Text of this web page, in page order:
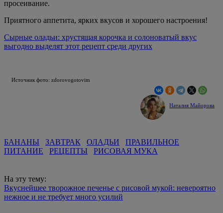
просеивание.
Приятного аппетита, ярких вкусов и хорошего настроения!
Сырные оладьи: хрустящая корочка и солоноватый вкус
выгодно выделят этот рецепт среди других
Источник фото: zdorovogotovim
Наталия Майорова
БАНАНЫ ЗАВТРАК ОЛАДЬИ
ПРАВИЛЬНОЕ
ПИТАНИЕ
РЕЦЕПТЫ РИСОВАЯ МУКА
На эту тему:
Вкуснейшее творожное печенье с рисовой мукой: невероятно
нежное и не требует много усилий